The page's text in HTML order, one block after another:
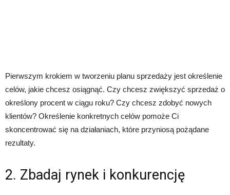
Pierwszym krokiem w tworzeniu planu sprzedaży jest określenie
celów, jakie chcesz osiągnąć. Czy chcesz zwiększyć sprzedaż o
określony procent w ciągu roku? Czy chcesz zdobyć nowych
klientów? Określenie konkretnych celów pomoże Ci
skoncentrować się na działaniach, które przyniosą pożądane
rezultaty.
2. Zbadaj rynek i konkurencję